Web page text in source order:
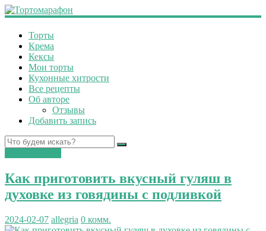
Торты
Крема
Кексы
Мои торты
Кухонные хитрости
Все рецепты
Об авторе
Отзывы
Добавить запись
Как приготовить вкусный гуляш в
духовке из говядины с подливкой
2024-02-07 allegria 0 комм.